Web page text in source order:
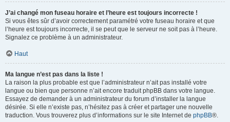
J’ai changé mon fuseau horaire et l’heure est toujours incorrecte !
Si vous êtes sûr d’avoir correctement paramétré votre fuseau horaire et que
l’heure est toujours incorrecte, il se peut que le serveur ne soit pas à l’heure.
Signalez ce problème à un administrateur.
Haut
Ma langue n’est pas dans la liste !
La raison la plus probable est que l’administrateur n’ait pas installé votre
langue ou bien que personne n’ait encore traduit phpBB dans votre langue.
Essayez de demander à un administrateur du forum d’installer la langue
désirée. Si elle n’existe pas, n’hésitez pas à créer et partager une nouvelle
traduction. Vous trouverez plus d’informations sur le site Internet de phpBB®.